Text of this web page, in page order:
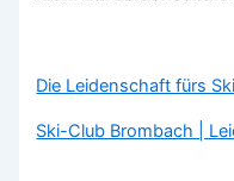
Die Leidenschaft fürs
Ski-Club Brombach |